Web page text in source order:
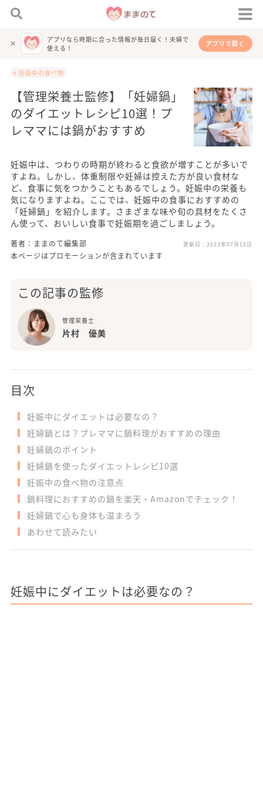
アプリなら時期に合った情報が毎日届く！夫婦で
使える！
アプリで開く
# 妊娠中の食べ物
【管理栄養士監修】「妊婦鍋」
のダイエットレシピ10選！プ
レママには鍋がおすすめ
妊娠中は、つわりの時期が終わると食欲が増すことが多いで
すよね。しかし、体重制限や妊婦は控えた方が良い食材な
ど、食事に気をつかうこともあるでしょう。妊娠中の栄養も
気になりますよね。ここでは、妊娠中の食事におすすめの
「妊婦鍋」を紹介します。さまざまな味や旬の具材をたくさ
ん使って、おいしい食事で妊娠期を過ごしましょう。
著者：ままのて編集部 更新日： 2023年07月15日
本ページはプロモーションが含まれています
この記事の監修
管理栄養士
片村 優美
目次
妊娠中にダイエットは必要なの？
妊婦鍋とは？プレママに鍋料理がおすすめの理由
妊婦鍋のポイント
妊婦鍋を使ったダイエットレシピ10選
妊娠中の食べ物の注意点
鍋料理におすすめの鍋を楽天・Amazonでチェック！
妊婦鍋で心も身体も温まろう
あわせて読みたい
妊娠中にダイエットは必要なの？